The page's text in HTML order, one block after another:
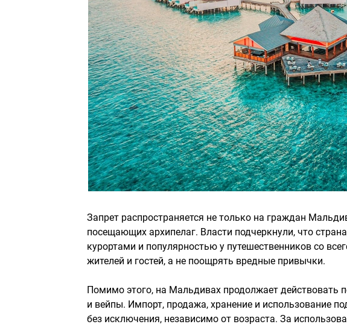
Запрет распространяется не только на граждан
посещающих архипелаг. Власти подчеркнули, что
курортами и популярностью у путешественников со
жителей и гостей, а не поощрять вредные привычки.
Помимо этого, на Мальдивах продолжает действовать
и вейпы. Импорт, продажа, хранение и использование
без исключения, независимо от возраста. За